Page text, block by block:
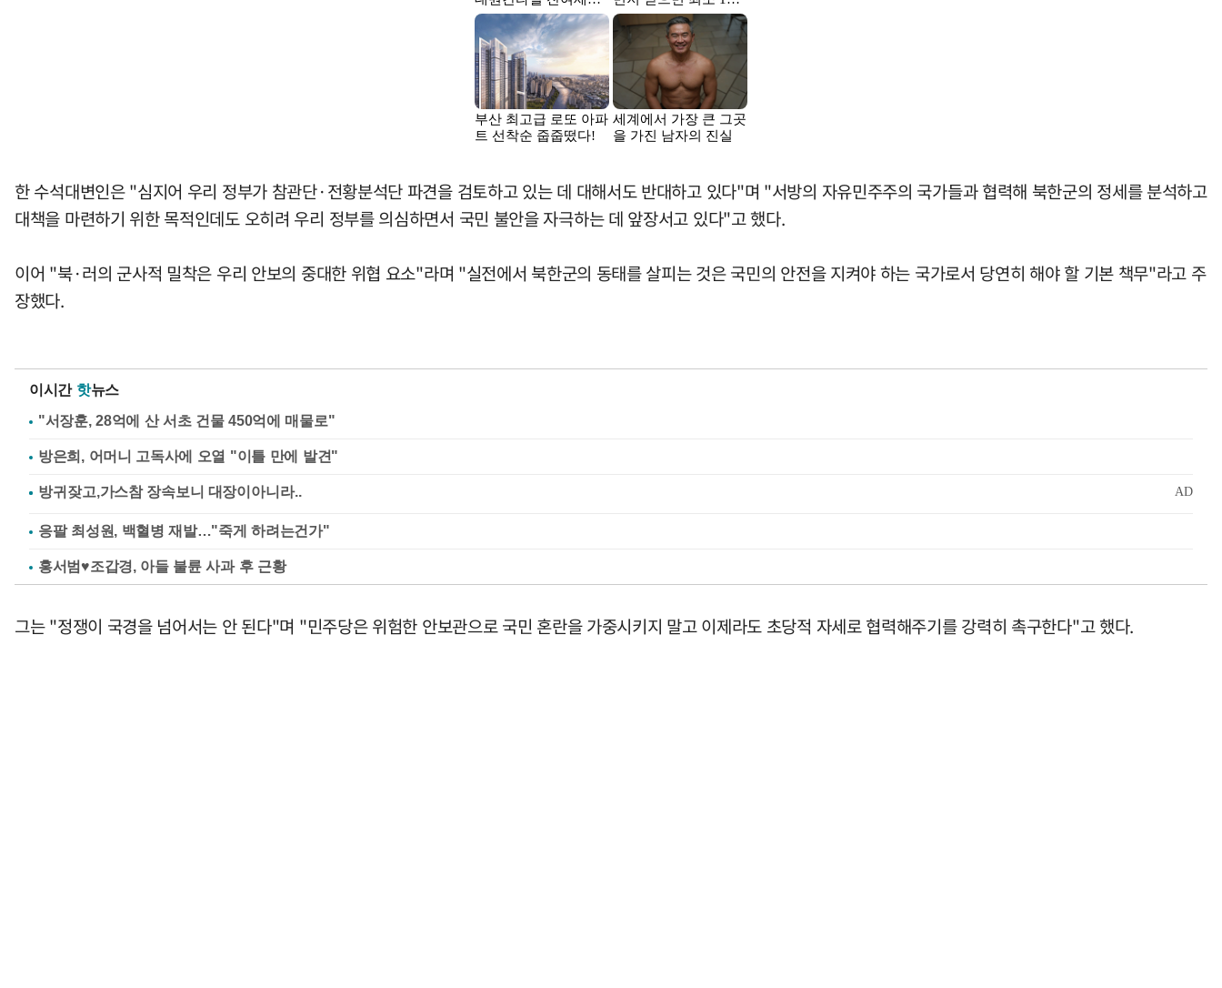
한 수석대변인은 "심지어 우리 정부가 참관단·전황분석단 파견을 검토하고 있는 데 대해서도 반대하고 있다"며 "서방의 자유민주주의 국가들과 협력해 북한군의 정세를 분석하고
대책을 마련하기 위한 목적인데도 오히려 우리 정부를 의심하면서 국민 불안을 자극하는 데 앞장서고 있다"고 했다.
이어 "북·러의 군사적 밀착은 우리 안보의 중대한 위협 요소"라며 "실전에서 북한군의 동태를 살피는 것은 국민의 안전을 지켜야 하는 국가로서 당연히 해야 할 기본 책무"라고 주
장했다.
이시간 핫뉴스
"서장훈, 28억에 산 서초 건물 450억에 매물로"
방은희, 어머니 고독사에 오열 "이틀 만에 발견"
응팔 최성원, 백혈병 재발…"죽게 하려는건가"
홍서범♥조갑경, 아들 불륜 사과 후 근황
그는 "정쟁이 국경을 넘어서는 안 된다"며 "민주당은 위험한 안보관으로 국민 혼란을 가중시키지 말고 이제라도 초당적 자세로 협력해주기를 강력히 촉구한다"고 했다.